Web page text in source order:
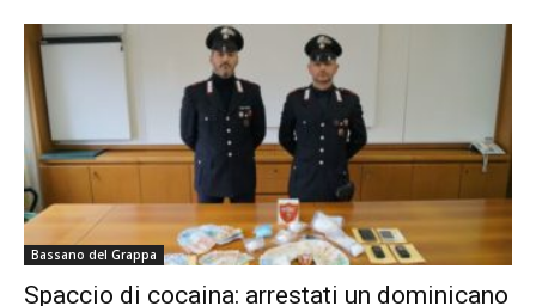
Bassano del Grappa
Spaccio di cocaina: arrestati un dominicano